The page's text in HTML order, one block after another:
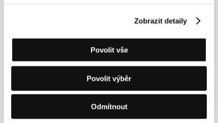
Zobrazit detaily
Povolit vše
Povolit výběr
Odmítnout
, oceněné na různých
Tanec na tři doby(2003) je jeho celovečerní debut, v
němž, jak sám říká, navazuje na neorealistickou
tak natáčením na autentických místech.